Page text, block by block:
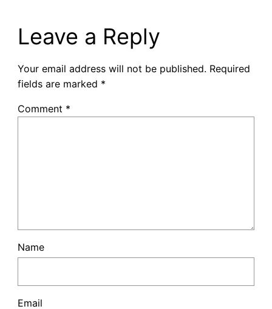
Leave a Reply
Your email address will not be published. Required
fields are marked *
Comment *
Name
Email